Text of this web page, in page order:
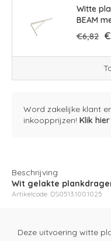
Witte
BEAM
€6,82
Word zakelijke klant
inkoopprijzen! Klik hier
Beschrijving
Wit gelakte
Artikelcode: DS0513.100.1025
Deze uitvoering witte